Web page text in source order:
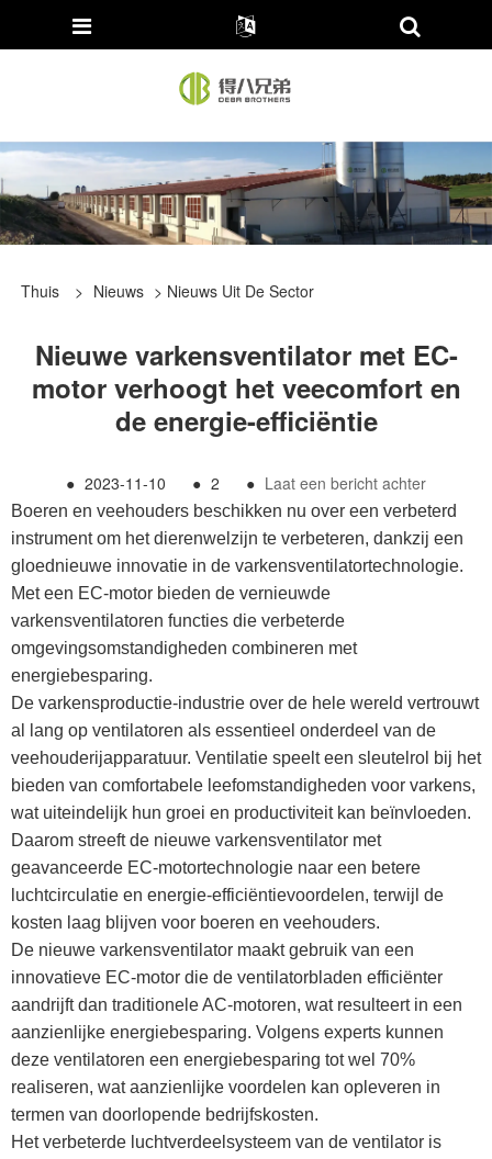
Thuis > Nieuws > Nieuws Uit De Sector
Nieuwe varkensventilator met EC-
motor verhoogt het veecomfort en
de energie-efficiëntie
● 2023-11-10 ● 2 ● Laat een bericht achter
Boeren en veehouders beschikken nu over een verbeterd
instrument om het dierenwelzijn te verbeteren, dankzij een
gloednieuwe innovatie in de varkensventilatortechnologie.
Met een EC-motor bieden de vernieuwde
varkensventilatoren functies die verbeterde
omgevingsomstandigheden combineren met
energiebesparing.
De varkensproductie-industrie over de hele wereld vertrouwt
al lang op ventilatoren als essentieel onderdeel van de
veehouderijapparatuur. Ventilatie speelt een sleutelrol bij het
bieden van comfortabele leefomstandigheden voor varkens,
wat uiteindelijk hun groei en productiviteit kan beïnvloeden.
Daarom streeft de nieuwe varkensventilator met
geavanceerde EC-motortechnologie naar een betere
luchtcirculatie en energie-efficiëntievoordelen, terwijl de
kosten laag blijven voor boeren en veehouders.
De nieuwe varkensventilator maakt gebruik van een
innovatieve EC-motor die de ventilatorbladen efficiënter
aandrijft dan traditionele AC-motoren, wat resulteert in een
aanzienlijke energiebesparing. Volgens experts kunnen
deze ventilatoren een energiebesparing tot wel 70%
realiseren, wat aanzienlijke voordelen kan opleveren in
termen van doorlopende bedrijfskosten.
Het verbeterde luchtverdeelsysteem van de ventilator is